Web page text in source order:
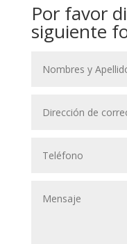
Por favor
siguiente